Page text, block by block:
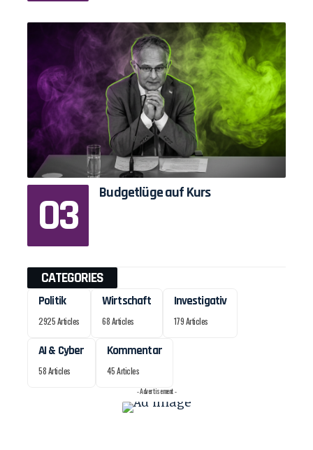
Budgetlüge auf Kurs
CATEGORIES
Politik
2925 Articles
Wirtschaft
68 Articles
Investigativ
179 Articles
AI & Cyber
58 Articles
Kommentar
45 Articles
- Advertisement -